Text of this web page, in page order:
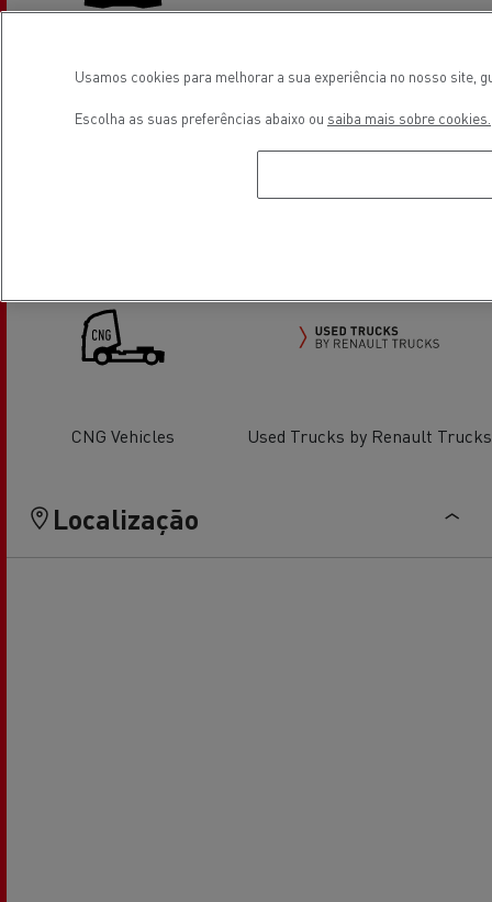
Glass Replacement Air conditionning
CNG Vehicles Used Trucks by Renault Trucks
Localização
Usamos cookies para melhorar a sua experiência no nosso site,
Escolha as suas preferências abaixo ou saiba mais sobre cookies.